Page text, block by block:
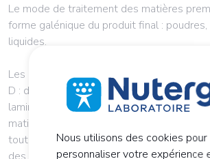
Le mode de traitement des matières
forme galénique du produit final :
liquides.
Les produits sont fabriqués dans des
D : dans ces zones, l’atmosphère est
laminaire garantissant la non-
matières premières. Nous effectuons
tout au long des chaînes de production,
des protocoles de nettoyage validés pour
Nous utilisons des cookies pour
personnaliser votre expérience